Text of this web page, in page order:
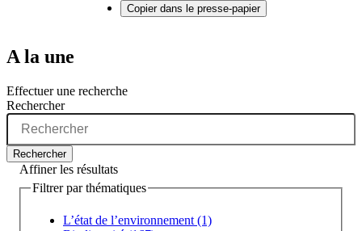
Copier dans le presse-papier
A la une
Effectuer une recherche
Rechercher
Rechercher
Affiner les résultats
Filtrer par thématiques
L’état de l’environnement (1)